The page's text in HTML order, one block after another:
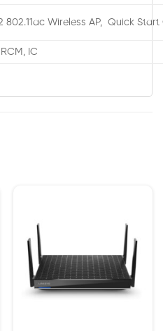
802.11ac Wireless AP, Quick Start
IC